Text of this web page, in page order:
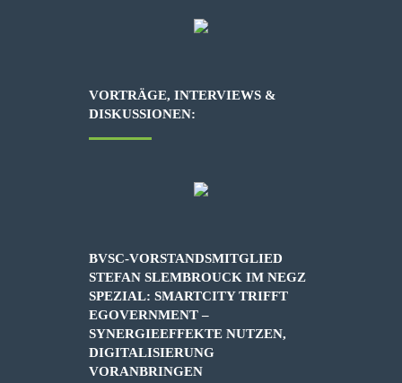
VORTRÄGE, INTERVIEWS &
DISKUSSIONEN:
BVSC-VORSTANDSMITGLIED
STEFAN SLEMBROUCK IM NEGZ
SPEZIAL: SMARTCITY TRIFFT
EGOVERNMENT –
SYNERGIEEFFEKTE NUTZEN,
DIGITALISIERUNG
VORANBRINGEN